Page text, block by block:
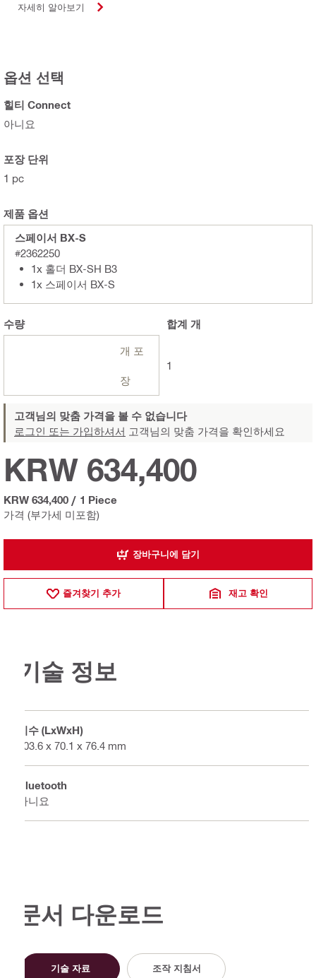
자세히 알아보기
옵션 선택
힐티 Connect
아니요
포장 단위
1 pc
제품 옵션
스페이서 BX-S
#2362250
1x 홀더 BX-SH B3
1x 스페이서 BX-S
수량
개 포
장
합계 개
1
고객님의 맞춤 가격을 볼 수 없습니다
로그인 또는 가입하셔서 고객님의 맞춤 가격을 확인하세요
가격 (부가세 미포함)
KRW 634,400
KRW 634,400 / 1 Piece
장바구니에 담기
즐겨찾기 추가 재고 확인
기술 정보
치수 (LxWxH)
103.6 x 70.1 x 76.4 mm
Bluetooth
아니요
문서 다운로드
기술 자료 조작 지침서